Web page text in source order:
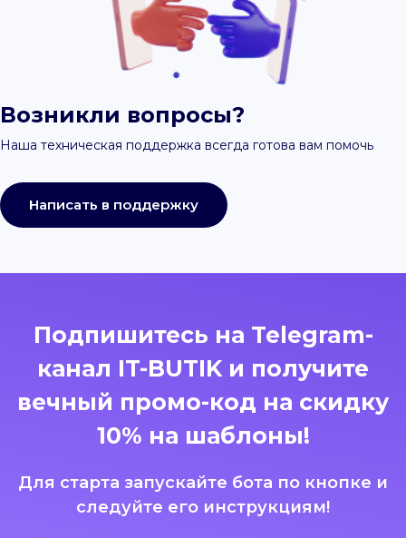
Возникли вопросы?
Наша техническая поддержка всегда готова вам помочь
Написать в поддержку
Подпишитесь на Telegram-
канал IT-BUTIK и получите
вечный промо-код на скидку
10% на шаблоны!
Для старта запускайте бота по кнопке и
следуйте его инструкциям!